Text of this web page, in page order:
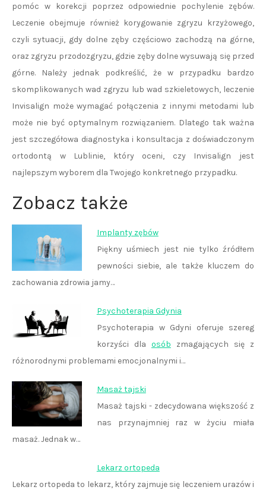
pomóc w korekcji poprzez odpowiednie pochylenie zębów.
Leczenie obejmuje również korygowanie zgryzu krzyżowego,
czyli sytuacji, gdy dolne zęby częściowo zachodzą na górne,
oraz zgryzu przodozgryzu, gdzie zęby dolne wysuwają się przed
górne. Należy jednak podkreślić, że w przypadku bardzo
skomplikowanych wad zgryzu lub wad szkieletowych, leczenie
Invisalign może wymagać połączenia z innymi metodami lub
może nie być optymalnym rozwiązaniem. Dlatego tak ważna
jest szczegółowa diagnostyka i konsultacja z doświadczonym
ortodontą w Lublinie, który oceni, czy Invisalign jest
najlepszym wyborem dla Twojego konkretnego przypadku.
Zobacz także
Implanty zębów
Piękny uśmiech jest nie tylko źródłem
pewności siebie, ale także kluczem do
zachowania zdrowia jamy…
Psychoterapia Gdynia
Psychoterapia w Gdyni oferuje szereg
korzyści dla osób zmagających się z
różnorodnymi problemami emocjonalnymi i…
Masaż tajski
Masaż tajski - zdecydowana większość z
nas przynajmniej raz w życiu miała
masaż. Jednak w…
Lekarz ortopeda
Lekarz ortopeda to lekarz, który zajmuje się leczeniem urazów i